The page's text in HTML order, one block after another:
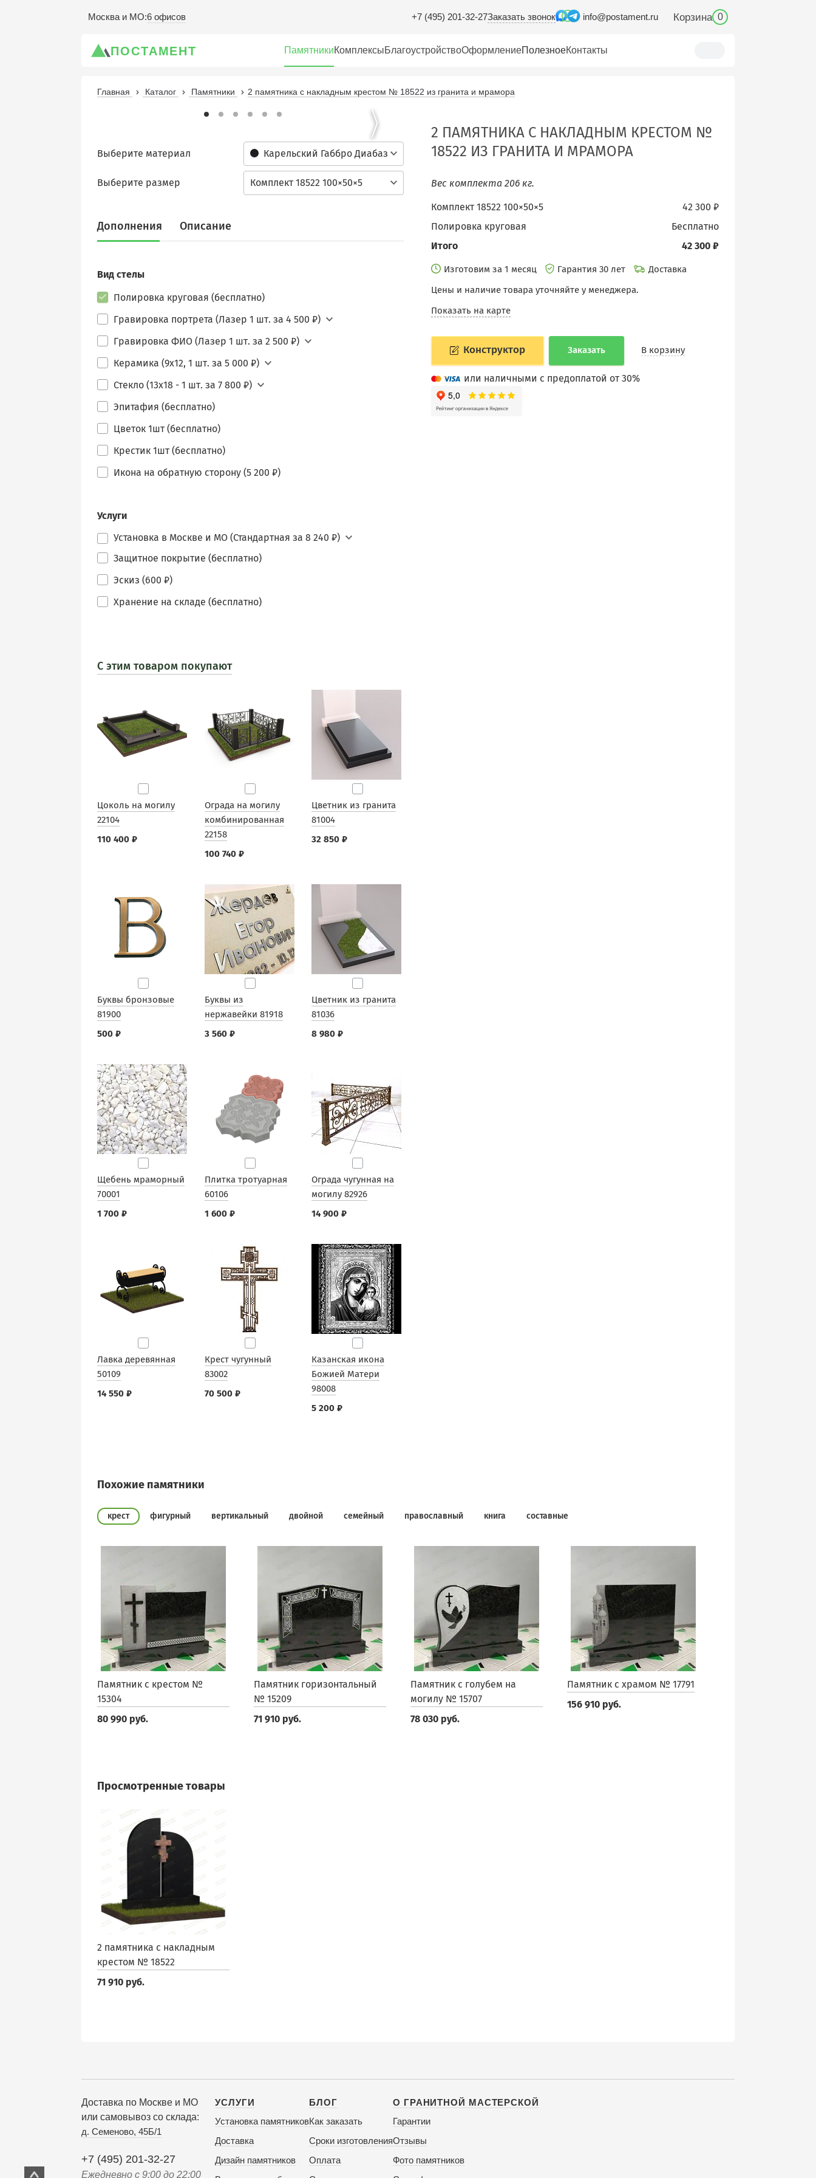
Москва и МО:6 офисов +7 (495) 201-32-27Заказать звонок info@postament.ru Корзина 0
ПОСТАМЕНТ ПамятникиКомплексыБлагоустройствоОформлениеПолезноеКонтакты
Главная Каталог Памятники 2 памятника с накладным крестом № 18522 из гранита и мрамора
Карельский Габбро Диабаз
Выберите материал
Комплект 18522 100×50×5
Выберите размер
Дополнения Описание
Вид стелы
Полировка круговая (бесплатно)
Гравировка портрета (Лазер 1 шт. за 4 500 ₽)
Гравировка ФИО (Лазер 1 шт. за 2 500 ₽)
Керамика (9х12, 1 шт. за 5 000 ₽)
Стекло (13х18 - 1 шт. за 7 800 ₽)
Эпитафия (бесплатно)
Цветок 1шт (бесплатно)
Крестик 1шт (бесплатно)
Икона на обратную сторону (5 200 ₽)
Услуги
Установка в Москве и МО (Стандартная за 8 240 ₽)
Защитное покрытие (бесплатно)
Эскиз (600 ₽)
Хранение на складе (бесплатно)
С этим товаром покупают
Цоколь на могилу
22104
110 400 ₽
Ограда на могилу
комбинированная
22158
100 740 ₽
Цветник из гранита
81004
32 850 ₽
Буквы бронзовые
81900
500 ₽
Буквы из
нержавейки 81918
3 560 ₽
Цветник из гранита
81036
8 980 ₽
Щебень мраморный
70001
1 700 ₽
Плитка тротуарная
60106
1 600 ₽
Ограда чугунная на
могилу 82926
14 900 ₽
Лавка деревянная
50109
14 550 ₽
Крест чугунный
83002
70 500 ₽
Казанская икона
Божией Матери
98008
5 200 ₽
2 ПАМЯТНИКА С НАКЛАДНЫМ КРЕСТОМ №
18522 ИЗ ГРАНИТА И МРАМОРА
Вес комплекта 206 кг.
42 300 ₽
Комплект 18522 100×50×5
бесплатно
Полировка круговая
42 300 ₽
Итого
Изготовим за 1 месяц Гарантия 30 лет
Доставка
Цены и наличие товара уточняйте у менеджера.
Показать на карте
Конструктор Заказать В корзину
или наличными с предоплатой от 30%
Похожие памятники
крест фигурный вертикальный двойной семейный православный книга составные
Памятник с крестом №
15304
80 990 руб.
Памятник горизонтальный
№ 15209
71 910 руб.
Памятник с голубем на
могилу № 15707
78 030 руб.
Памятник с храмом № 17791
156 910 руб.
Просмотренные товары
2 памятника с накладным
крестом № 18522
71 910 руб.
Доставка по Москве и МО
или самовывоз со склада:
д. Семеново, 45Б/1
+7 (495) 201-32-27
Ежедневно с 9:00 до 22:00
УСЛУГИ
Установка памятников
Доставка
Дизайн памятников
БЛОГ
Как заказать
Сроки изготовления
Оплата
О ГРАНИТНОЙ МАСТЕРСКОЙ
Гарантии
Отзывы
Фото памятников